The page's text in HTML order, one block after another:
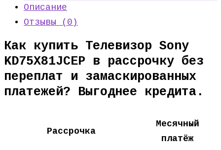
Описание
Отзывы (0)
Как купить Телевизор Sony
KD75X81JCEP в рассрочку без
переплат и замаскированных
платежей? Выгоднее кредита.
Рассрочка
Месячный
платёж